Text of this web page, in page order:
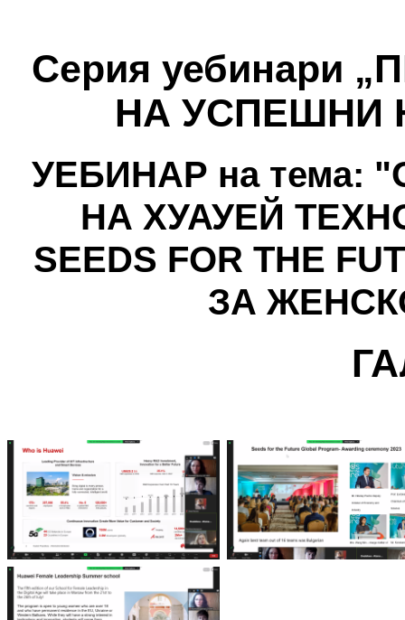
Серия уебинари
НА УСПЕШНИ
УЕБИНАР на тема:
НА ХУАУЕЙ
SEEDS FOR THE
ЗА